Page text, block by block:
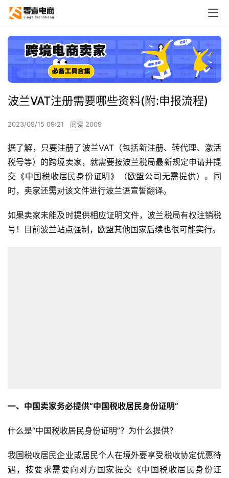
波兰VAT注册需要哪些资料(附:申报流程)
2023/09/15 09:21 阅读 2009
据了解，只要注册了波兰VAT（包括新注册、转代理、激活
税号等）的跨境卖家，就需要按波兰税局最新规定申请并提
交《中国税收居民身份证明》（欧盟公司无需提供）。同
时，卖家还需对该文件进行波兰语宣誓翻译。
如果卖家未能及时提供相应证明文件，波兰税局有权注销税
号！目前波兰站点强制，欧盟其他国家后续也很可能实行。
一、中国卖家务必提供“中国税收居民身份证明”
什么是“中国税收居民身份证明”？为什么提供？
我国税收居民企业或居民个人在境外要享受税收协定优惠待
遇，按要求需要向对方国家提交《中国税收居民身份证